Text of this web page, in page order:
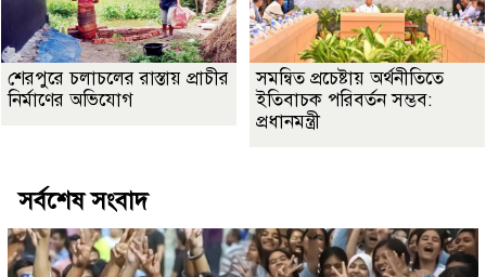
শেরপুরে চলাচলের রাস্তায় প্রাচীর
নির্মাণের অভিযোগ
সমন্বিত প্রচেষ্টায় অর্থনীতিতে
ইতিবাচক পরিবর্তন সম্ভব:
প্রধানমন্ত্রী
সর্বশেষ সংবাদ